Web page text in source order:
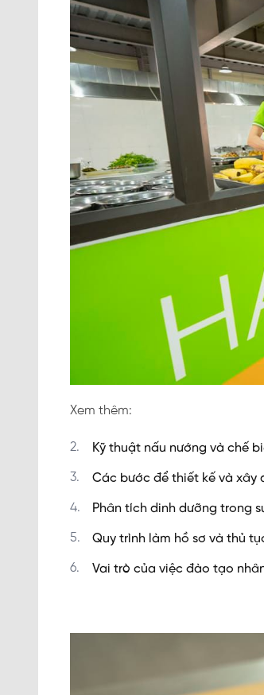
Xem thêm:
Kỹ thuật nấu nướng và chế
Các bước để thiết kế và xây
Phân tích dinh dưỡng trong
Quy trình làm hồ sơ và thủ
Vai trò của việc đào tạo